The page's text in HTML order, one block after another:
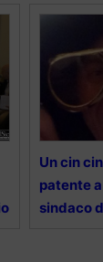
Un cin
patente
sindaco